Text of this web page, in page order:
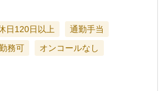
日120日以上
通勤手当
務可
オンコールなし